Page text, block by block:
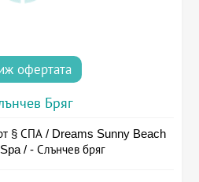
офертата
Бряг
§ СПА / Dreams Sunny Beach
/ - Слънчев бряг